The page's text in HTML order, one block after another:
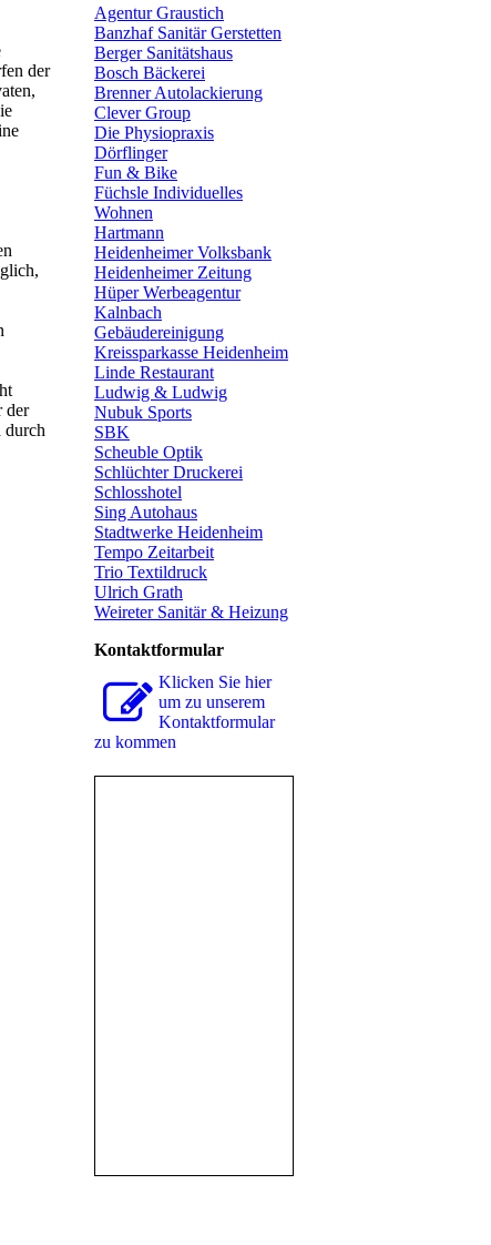
der
der
durch
Agentur Graustich
Banzhaf Sanitär Gerstetten
Berger Sanitätshaus
Bosch Bäckerei
Brenner Autolackierung
Clever Group
Die Physiopraxis
Dörflinger
Fun & Bike
Füchsle Individuelles
Wohnen
Hartmann
Heidenheimer Volksbank
Heidenheimer Zeitung
Hüper Werbeagentur
Kalnbach
Gebäudereinigung
Kreissparkasse Heidenheim
Linde Restaurant
Ludwig & Ludwig
Nubuk Sports
SBK
Scheuble Optik
Schlüchter Druckerei
Schlosshotel
Sing Autohaus
Stadtwerke Heidenheim
Tempo Zeitarbeit
Trio Textildruck
Ulrich Grath
Weireter Sanitär & Heizung
Kontaktformular
Klicken Sie hier
um zu unserem
Kon­takt­for­mu­lar
zu kommen